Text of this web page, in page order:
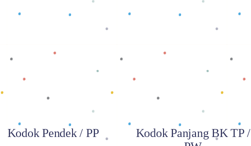
Baca selengkapnya
Kodok Pendek / PP
Baca selengkapnya
Kodok Panjang BK TP /